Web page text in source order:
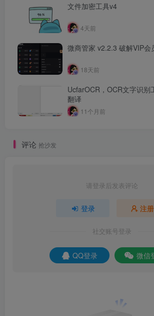
文件加密工具v4
4天前
微商管家 v2.2.3 破解VIP会
18天前
UcfarOCR，OCR文字识别
翻译
11个月前
评论 抢沙发
请登录后发表评论
登录 注册
社交账号登录
QQ登录 微信